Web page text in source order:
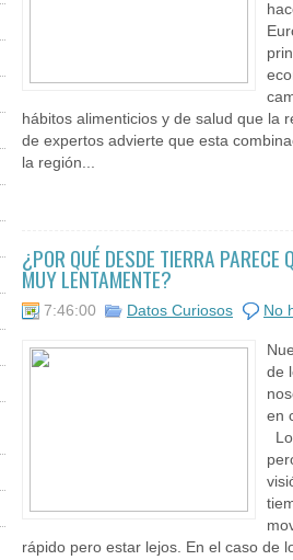
hábitos alimenticios y de salud que la
de expertos advierte que esta
la región...
¿POR QUÉ DESDE TIERRA PARECE
MUY LENTAMENTE?
7:46:00 Datos Curiosos No
de
en
rápido pero estar lejos. En el caso de